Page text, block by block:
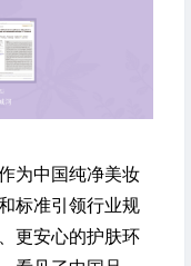
为中国纯净美妆
标准引领行业规
更安心的护肤环